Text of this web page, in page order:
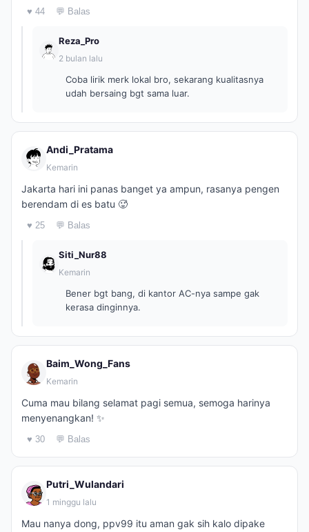
♥ 44 💬 Balas
Reza_Pro
2 bulan lalu
Coba lirik merk lokal bro, sekarang kualitasnya
udah bersaing bgt sama luar.
Andi_Pratama
Kemarin
Jakarta hari ini panas banget ya ampun, rasanya pengen
berendam di es batu 🥵
♥ 25 💬 Balas
Siti_Nur88
Kemarin
Bener bgt bang, di kantor AC-nya sampe gak
kerasa dinginnya.
Baim_Wong_Fans
Kemarin
Cuma mau bilang selamat pagi semua, semoga harinya
menyenangkan! ✨
♥ 30 💬 Balas
Putri_Wulandari
1 minggu lalu
Mau nanya dong, ppv99 itu aman gak sih kalo dipake